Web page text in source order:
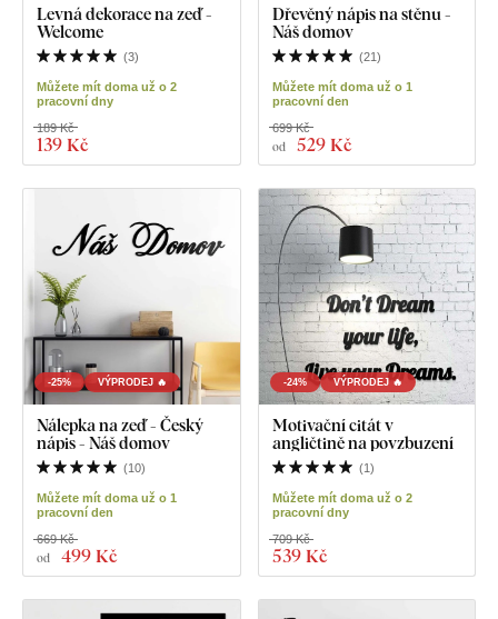
Levná dekorace na zeď -
Welcome
(3)
Můžete mít doma už o 2
pracovní dny
139 Kč
189 Kč
Dřevěný nápis na stěnu -
Náš domov
(21)
Můžete mít doma už o 1
pracovní den
od 529 Kč
699 Kč
-25% VÝPRODEJ 🔥
Nálepka na zeď - Český
nápis - Náš domov
(10)
Můžete mít doma už o 1
pracovní den
od 499 Kč
669 Kč
-24% VÝPRODEJ 🔥
Motivační citát v
angličtině na povzbuzení
(1 )
Můžete mít doma už o 2
pracovní dny
539 Kč
709 Kč